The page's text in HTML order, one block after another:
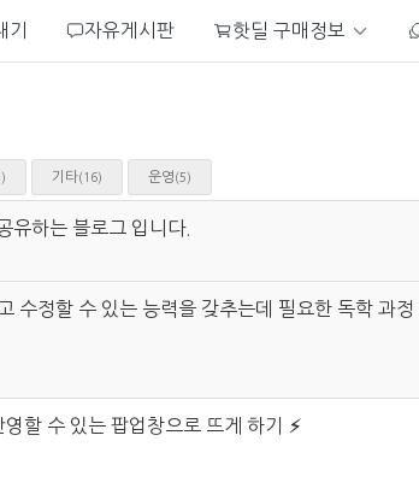
기 자유게시판 핫딜 구매정보
기타(16) 운영 (5)
유하는 블로그 입니다.
수정할 수 있는 능력을 갖추는데 필요한 독학 과정
할 수 있는 팝업창으로 뜨게 하기